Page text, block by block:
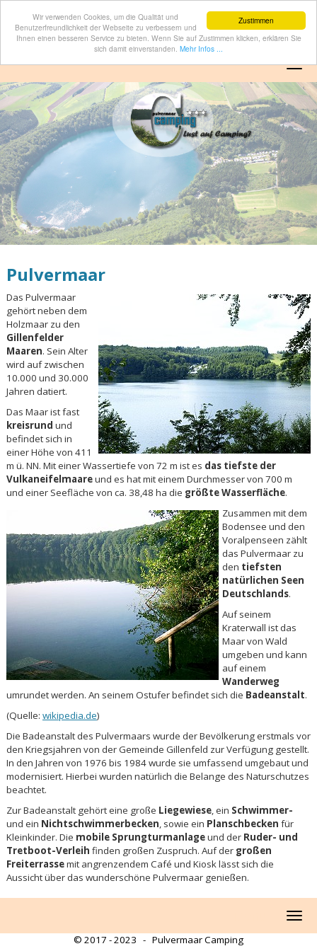
Zustimmen
Wir verwenden Cookies, um die Qualität und
Benutzerfreundlichkeit der Webseite zu verbessern und
Ihnen einen besseren Service zu bieten. Wenn Sie auf Zustimmen klicken, erklären Sie
sich damit einverstanden. Mehr Infos ...
Menu
Pulvermaar
Das Pulvermaar
gehört neben dem
Holzmaar zu den
Gillenfelder
Maaren. Sein Alter
wird auf zwischen
10.000 und 30.000
Jahren datiert.
Das Maar ist fast
kreisrund und
befindet sich in
einer Höhe von 411
m ü. NN. Mit einer Wassertiefe von 72 m ist es das tiefste der
Vulkaneifelmaareund es hat mit einem Durchmesser von 700 m
und einer Seefläche von ca. 38,48 ha die größte Wasserfläche.
Zusammen mit dem
Bodensee und den
Voralpenseen zählt
das Pulvermaar zu
den tiefsten
natürlichen Seen
Deutschlands.
Auf seinem
Kraterwall ist das
Maar von Wald
umgeben und kann
auf einem
Wanderweg
umrundet werden. An seinem Ostufer befindet sich die Badeanstalt.
(Quelle: wikipedia.de)
Die Badeanstalt des Pulvermaars wurde der Bevölkerung erstmals vor
den Kriegsjahren von der Gemeinde Gillenfeld zur Verfügung gestellt.
In den Jahren von 1976 bis 1984 wurde sie umfassend umgebaut und
modernisiert. Hierbei wurden natürlich die Belange des Naturschutzes
beachtet.
Zur Badeanstalt gehört eine große Liegewiese, ein Schwimmer-
und ein Nichtschwimmerbecken, sowie ein Planschbecken für
Kleinkinder. Die mobile Sprungturmanlageund der Ruder- und
Tretboot-Verleih finden großen Zuspruch. Auf der großen
Freiterrassemit angrenzendem Café und Kiosk lässt sich die
Aussicht über das wunderschöne Pulvermaar genießen.
© 2017 - 2023 - Pulvermaar Camping